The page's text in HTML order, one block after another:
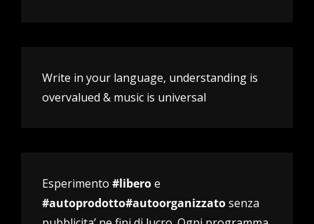
Write in your language, understanding is
overvalued & music is universal
Esperimento #liberoe
#autoprodotto#autoorganizzatosenza